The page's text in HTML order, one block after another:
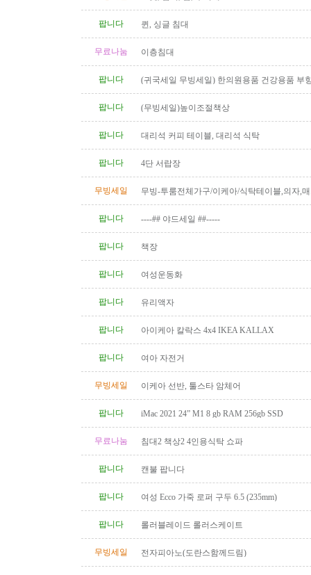
팝니다 퀸, 싱글 침대
무료나눔 이층침대
팝니다
(귀국세일 무빙세일) 한의원용품 건강용품 부
팝니다
(무빙세일)높이조절책상
팝니다 대리석 커피 테이블, 대리석 식탁
팝니다 4단 서랍장
무빙세일
무빙-투룸전체가구/이케아/식탁테이블,의자,
팝니다
----## 야드세일 ##-----
팝니다 책장
팝니다 여성운동화
팝니다 유리액자
팝니다 아이케아 칼락스 4x4 IKEA KALLAX
팝니다 여아 자전거
무빙세일 이케아 선반, 툴스타 암체어
팝니다 iMac 2021 24” M1 8 gb RAM 256gb SSD
무료나눔 침대2 책상2 4인용식탁 쇼파
팝니다 캔불 팝니다
팝니다 여성 Ecco 가죽 로퍼 구두 6.5 (235mm)
팝니다 롤러블레이드 롤러스케이트
무빙세일 전자피아노(도란스함께드림)